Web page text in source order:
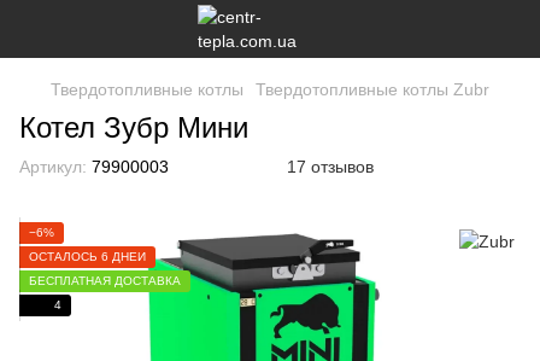
Твердотопливные котлы Твердотопливные котлы Zubr
Котел Зубр Мини
Артикул: 79900003 17 отзывов
−6%
ОСТАЛОСЬ 6 ДНЕЙ
БЕСПЛАТНАЯ ДОСТАВКА
4